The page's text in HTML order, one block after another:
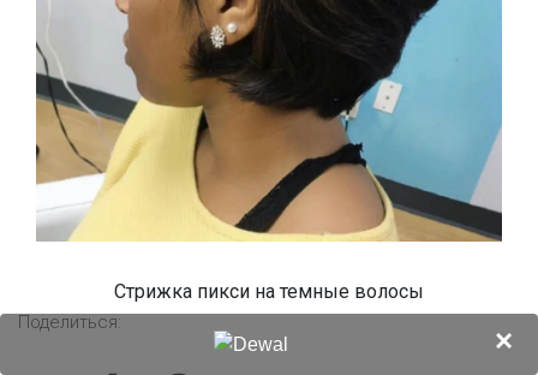
Стрижка пикси на темные волосы
Поделиться:
×